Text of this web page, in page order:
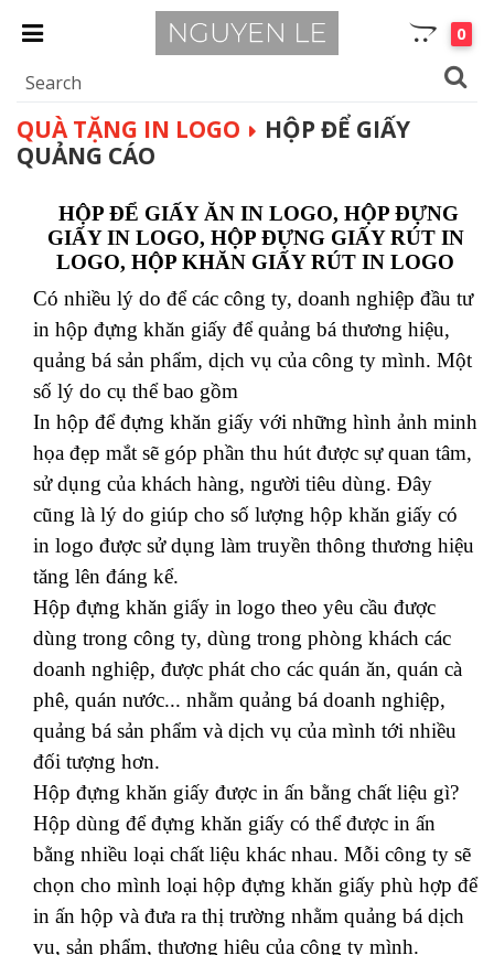
0
QUÀ TẶNG IN LOGO
HỘP ĐỂ GIẤY
QUẢNG CÁO
HỘP ĐỂ GIẤY ĂN IN LOGO, HỘP ĐỰNG
GIẤY IN LOGO, HỘP ĐỰNG GIẤY RÚT IN
LOGO, HỘP KHĂN GIẤY RÚT IN LOGO
Có nhiều lý do để các công ty, doanh nghiệp đầu tư
in hộp đựng khăn giấy để quảng bá thương hiệu,
quảng bá sản phẩm, dịch vụ của công ty mình. Một
số lý do cụ thể bao gồm
In hộp để đựng khăn giấy với những hình ảnh minh
họa đẹp mắt sẽ góp phần thu hút được sự quan tâm,
sử dụng của khách hàng, người tiêu dùng. Đây
cũng là lý do giúp cho số lượng hộp khăn giấy có
in logo được sử dụng làm truyền thông thương hiệu
tăng lên đáng kể.
Hộp đựng khăn giấy in logo theo yêu cầu được
dùng trong công ty, dùng trong phòng khách các
doanh nghiệp, được phát cho các quán ăn, quán cà
phê, quán nước... nhằm quảng bá doanh nghiệp,
quảng bá sản phẩm và dịch vụ của mình tới nhiều
đối tượng hơn.
Hộp đựng khăn giấy được in ấn bằng chất liệu gì?
Hộp dùng để đựng khăn giấy có thể được in ấn
bằng nhiều loại chất liệu khác nhau. Mỗi công ty sẽ
chọn cho mình loại hộp đựng khăn giấy phù hợp để
in ấn hộp và đưa ra thị trường nhằm quảng bá dịch
vụ, sản phẩm, thương hiệu của công ty mình.